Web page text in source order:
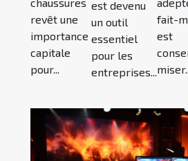
revêt une
importance
capitale
pour...
est devenu
un outil
essentiel
pour les
entreprises...
fait-
est